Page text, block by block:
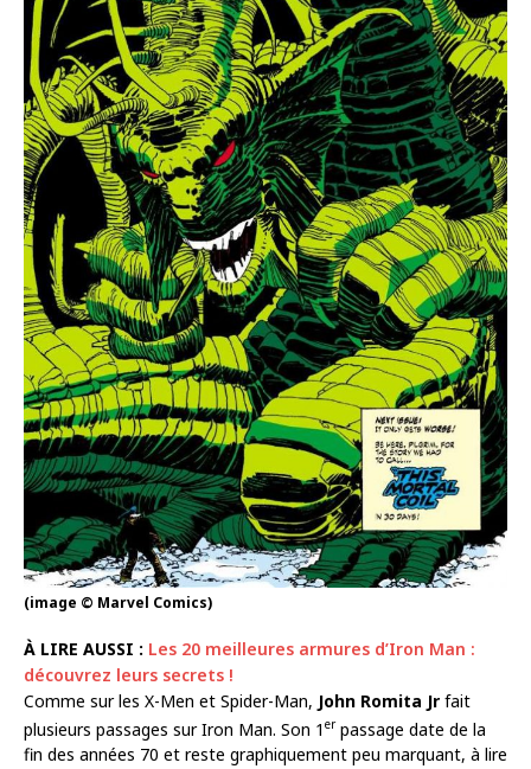
(image © Marvel Comics)
À LIRE AUSSI : Les 20 meilleures armures d’Iron Man :
découvrez leurs secrets !
Comme sur les X-Men et Spider-Man, John Romita Jr fait
plusieurs passages sur Iron Man. Son 1 erpassage date de la
fin des années 70 et reste graphiquement peu marquant, à lire